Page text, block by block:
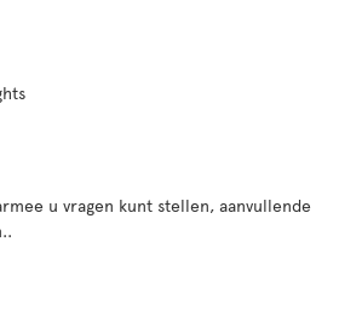
u vragen kunt stellen, aanvullende